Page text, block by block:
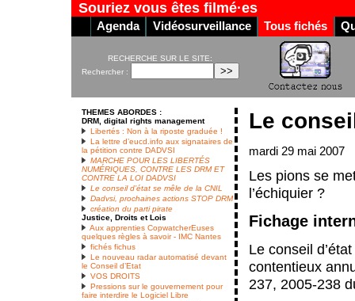
Souriez vous êtes filmé·es
Agenda Vidéosurveillance Tous fichés
RECHERCHE SUR LE SITE:
Rechercher :
THEMES ABORDES :
DRM, digital rights management
Libertés : Non à la riposte graduée !
La lettre d’eucd.info aux signataires de
la pétition contre DADVSI
MARCHE POUR LES LIBERTÉS
NUMÉRIQUES, CONTRE LES DRM ET
CONTRE LA LOI DADVSI
Le conseil d’état se mêle de la CNIL
Dadvsi, prochaines actions STOP DRM
création du parti pirate
Justice, Droits et Lois
Aux apprenties CopwatcherEuses
quelques règles à savoir - IMC Nantes
fichés fichus
Le nouveau radar automatisé devant
le Conseil d’Etat
VOS DROITS
Pressions sur le gouvernement pour
faire interdire le Logiciel Libre
Le
mardi 29 mai 2007
Les pions se
l’échiquier ?
Fichage
Le conseil
contentieux
237, 2005-238